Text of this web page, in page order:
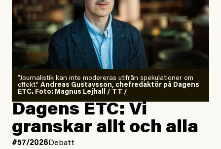
”Journalistik kan inte modereras utifrån spekulationer om
effekt.” Andreas Gustavsson, chefredaktör på Dagens
ETC. Foto: Magnus Lejhall / TT /
Dagens ETC: Vi
granskar allt och alla
#57/2026 Debatt